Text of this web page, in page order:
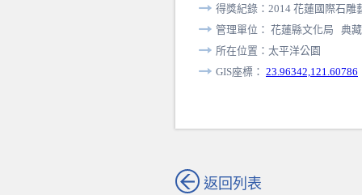
得獎紀錄：2014 花蓮國際石雕
管理單位： 花蓮縣文化局 典藏
所在位置：太平洋公園
GIS座標： 23.96342,121.60786
返回列表